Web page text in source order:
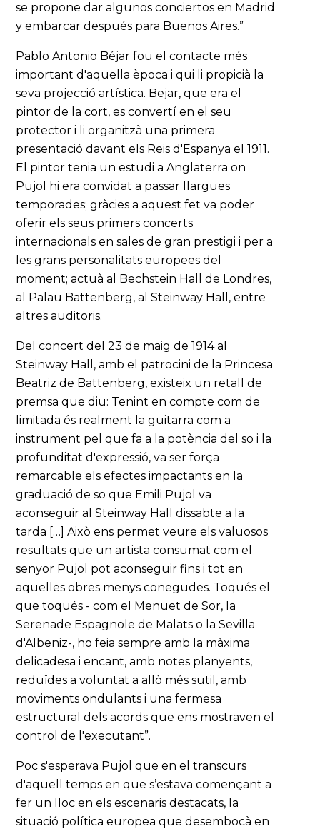
se propone dar algunos conciertos en Madrid
y embarcar después para Buenos Aires.”
Pablo Antonio Béjar fou el contacte més
important d'aquella època i qui li propicià la
seva projecció artística. Bejar, que era el
pintor de la cort, es convertí en el seu
protector i li organitzà una primera
presentació davant els Reis d'Espanya el 1911.
El pintor tenia un estudi a Anglaterra on
Pujol hi era convidat a passar llargues
temporades; gràcies a aquest fet va poder
oferir els seus primers concerts
internacionals en sales de gran prestigi i per a
les grans personalitats europees del
moment; actuà al Bechstein Hall de Londres,
al Palau Battenberg, al Steinway Hall, entre
altres auditoris.
Del concert del 23 de maig de 1914 al
Steinway Hall, amb el patrocini de la Princesa
Beatriz de Battenberg, existeix un retall de
premsa que diu: Tenint en compte com de
limitada és realment la guitarra com a
instrument pel que fa a la potència del so i la
profunditat d'expressió, va ser força
remarcable els efectes impactants en la
graduació de so que Emili Pujol va
aconseguir al Steinway Hall dissabte a la
tarda […] Això ens permet veure els valuosos
resultats que un artista consumat com el
senyor Pujol pot aconseguir fins i tot en
aquelles obres menys conegudes. Toqués el
que toqués - com el Menuet de Sor, la
Serenade Espagnole de Malats o la Sevilla
d'Albeniz-, ho feia sempre amb la màxima
delicadesa i encant, amb notes planyents,
reduïdes a voluntat a allò més sutil, amb
moviments ondulants i una fermesa
estructural dels acords que ens mostraven el
control de l'executant”.
Poc s'esperava Pujol que en el transcurs
d'aquell temps en que s’estava començant a
fer un lloc en els escenaris destacats, la
situació política europea que desembocà en